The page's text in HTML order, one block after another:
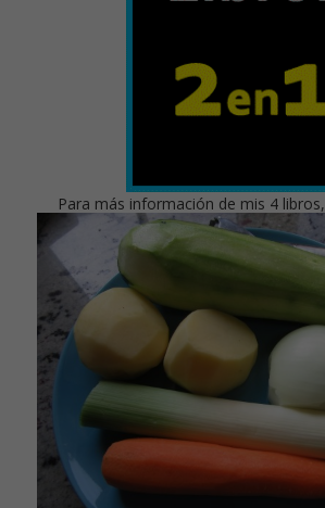
Para más información de mis 4 libros,